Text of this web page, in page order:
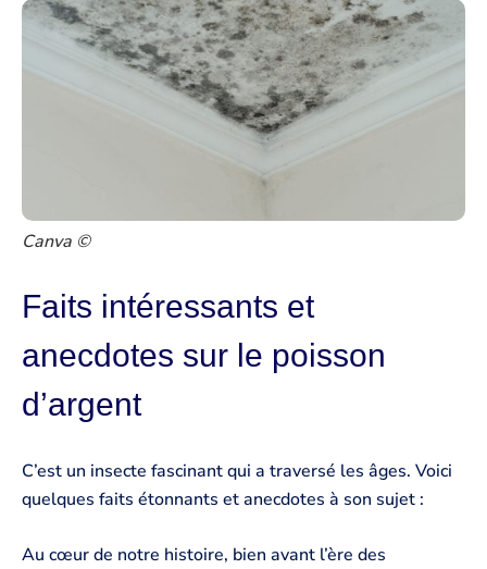
Canva ©
Faits intéressants et
anecdotes sur le poisson
d’argent
C’est un insecte fascinant qui a traversé les âges. Voici
quelques faits étonnants et anecdotes à son sujet :
Au cœur de notre histoire, bien avant l’ère des